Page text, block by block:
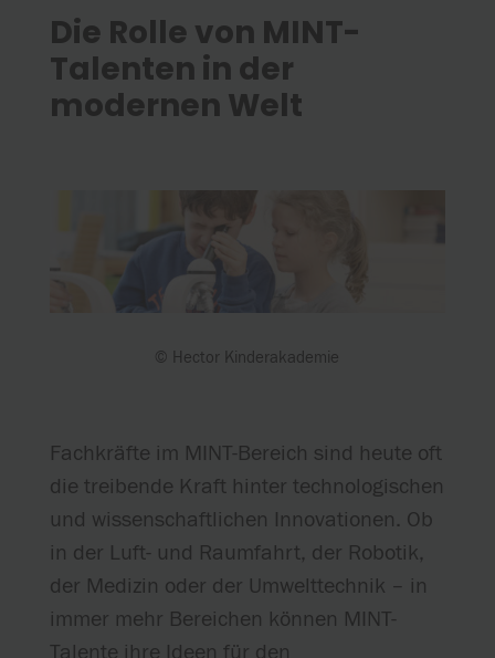
Die Rolle von MINT-
Talenten in der
modernen Welt
© Hector Kinderakademie
Fachkräfte im MINT-Bereich sind heute oft
die treibende Kraft hinter technologischen
und wissenschaftlichen Innovationen. Ob
in der Luft- und Raumfahrt, der Robotik,
der Medizin oder der Umwelttechnik – in
immer mehr Bereichen können MINT-
Talente ihre Ideen für den